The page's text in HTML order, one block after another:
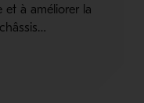
et à améliorer la